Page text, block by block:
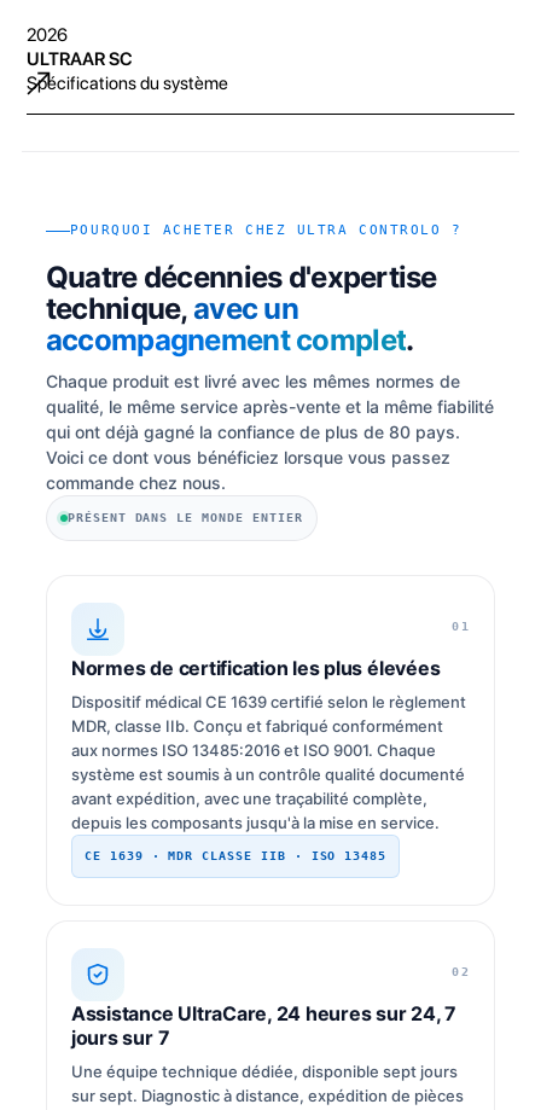
2026
ULTRAAR SC
Spécifications du système
POURQUOI ACHETER CHEZ ULTRA CONTROLO ?
Quatre décennies d'expertise
technique,avec un
accompagnement complet.
Chaque produit est livré avec les mêmes normes de
qualité, le même service après-vente et la même fiabilité
qui ont déjà gagné la confiance de plus de 80 pays.
Voici ce dont vous bénéficiez lorsque vous passez
commande chez nous.
PRÉSENT DANS LE MONDE ENTIER
01
Normes de certification les plus élevées
Dispositif médical CE 1639 certifié selon le règlement
MDR, classe IIb. Conçu et fabriqué conformément
aux normes ISO 13485:2016 et ISO 9001. Chaque
système est soumis à un contrôle qualité documenté
avant expédition, avec une traçabilité complète,
depuis les composants jusqu'à la mise en service.
CE 1639 · MDR CLASSE IIB · ISO 13485
02
Assistance UltraCare, 24 heures sur 24, 7
jours sur 7
Une équipe technique dédiée, disponible sept jours
sur sept. Diagnostic à distance, expédition de pièces